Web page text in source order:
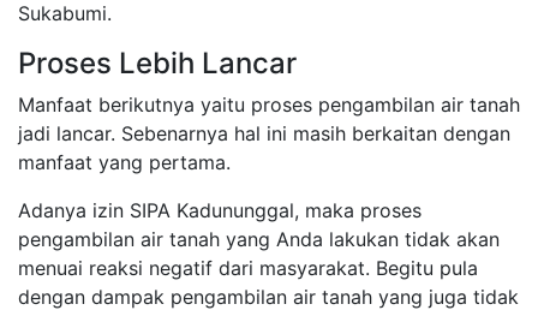
Sukabumi.
Proses Lebih Lancar
Manfaat berikutnya yaitu proses pengambilan air tanah
jadi lancar. Sebenarnya hal ini masih berkaitan dengan
manfaat yang pertama.
Adanya izin SIPA Kadununggal, maka proses
pengambilan air tanah yang Anda lakukan tidak akan
menuai reaksi negatif dari masyarakat. Begitu pula
dengan dampak pengambilan air tanah yang juga tidak